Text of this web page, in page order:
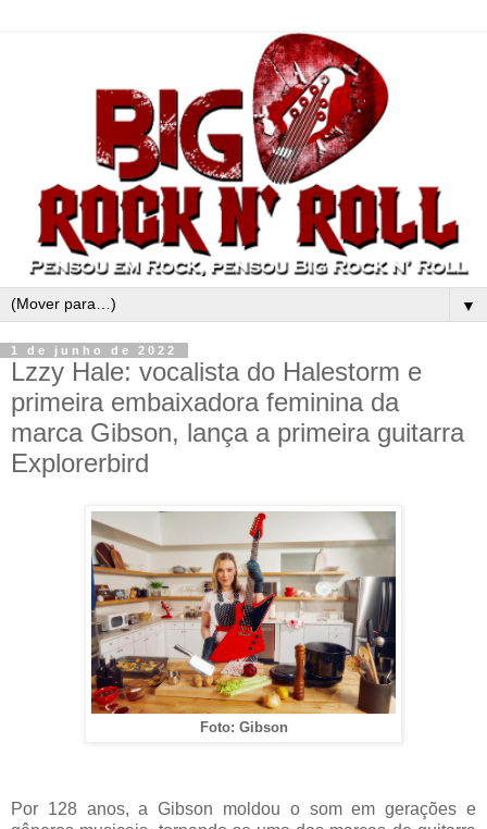
▼
1 de junho de 2022
Lzzy Hale: vocalista do Halestorm e
primeira embaixadora feminina da
marca Gibson, lança a primeira guitarra
Explorerbird
Foto: Gibson
Por 128 anos, a Gibson moldou o som em gerações e